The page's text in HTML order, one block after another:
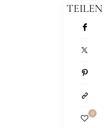
TEILEN
0